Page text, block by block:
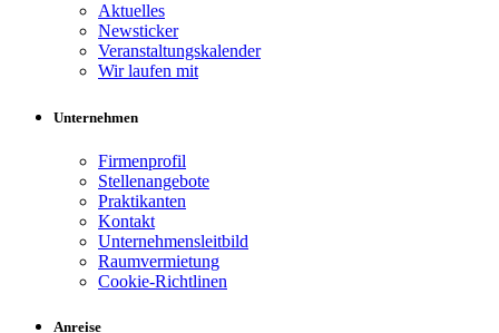
Aktuelles
Newsticker
Veranstaltungskalender
Wir laufen mit
Unternehmen
Firmenprofil
Stellenangebote
Praktikanten
Kontakt
Unternehmensleitbild
Raumvermietung
Cookie-Richtlinen
Anreise